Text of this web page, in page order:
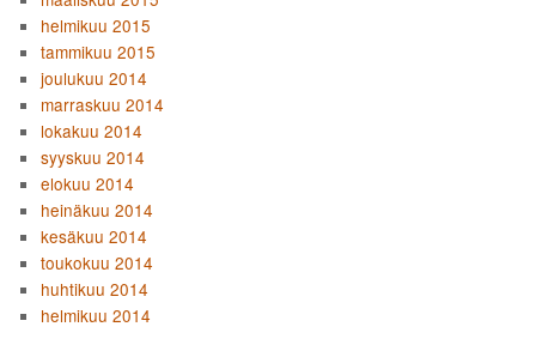
helmikuu 2015
tammikuu 2015
joulukuu 2014
marraskuu 2014
lokakuu 2014
syyskuu 2014
elokuu 2014
heinäkuu 2014
kesäkuu 2014
toukokuu 2014
huhtikuu 2014
helmikuu 2014